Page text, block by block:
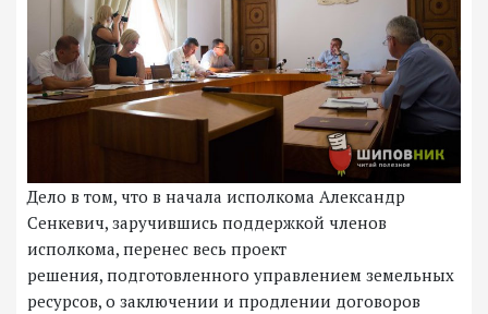
Дело в том, что в начала исполкома Александр
Сенкевич, заручившись поддержкой членов
исполкома, перенес весь проект
решения, подготовленного управлением земельных
ресурсов, о заключении и продлении договоров